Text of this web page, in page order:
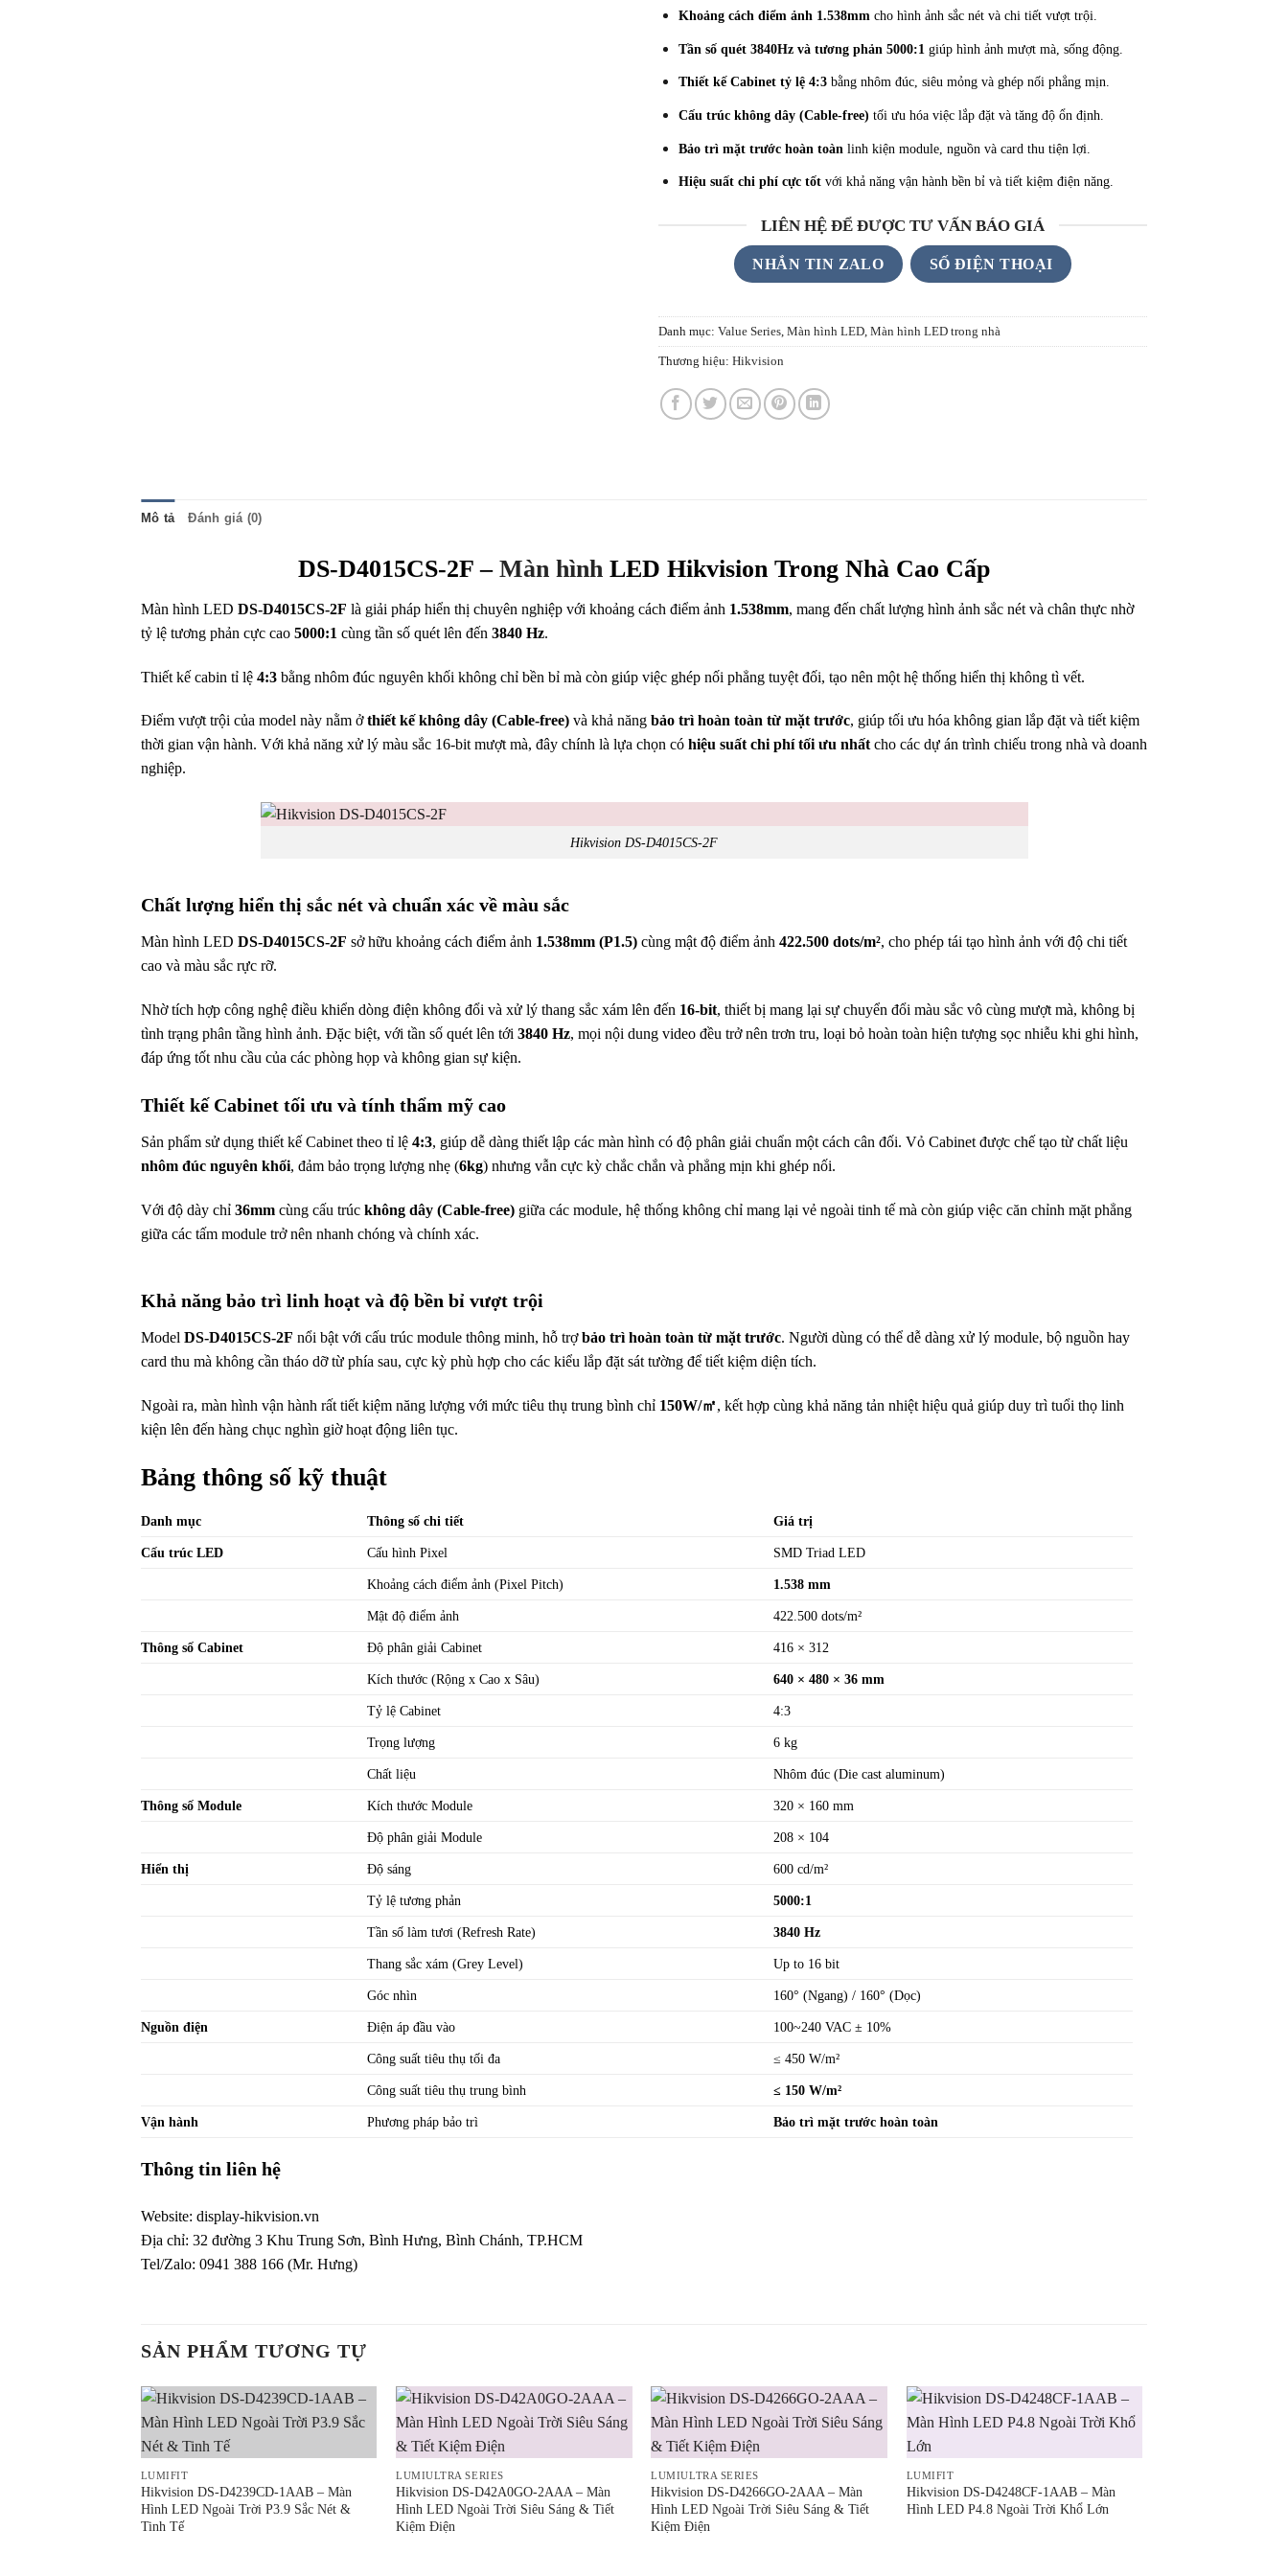
Khoảng cách điểm ảnh 1.538mm cho hình ảnh sắc nét và chi tiết vượt trội.
Tần số quét 3840Hz và tương phản 5000:1 giúp hình ảnh mượt mà, sống động.
Thiết kế Cabinet tỷ lệ 4:3bằng nhôm đúc, siêu mỏng và ghép nối phẳng mịn.
Cấu trúc không dây (Cable-free) tối ưu hóa việc lắp đặt và tăng độ ổn định.
Bảo trì mặt trước hoàn toàn linh kiện module, nguồn và card thu tiện lợi.
Hiệu suất chi phí cực tốtvới khả năng vận hành bền bỉ và tiết kiệm điện năng.
LIÊN HỆ ĐỂ ĐƯỢC TƯ VẤN BÁO GIÁ
NHẮN TIN ZALO SỐ ĐIỆN THOẠI
Danh mục: Value Series, Màn hình LED, Màn hình LED trong nhà
Thương hiệu: Hikvision
Mô tả Đánh giá (0)
DS-D4015CS-2F – Màn hình LED Hikvision Trong Nhà Cao Cấp
Màn hình LED DS-D4015CS-2F là giải pháp hiển thị chuyên nghiệp với khoảng cách điểm ảnh 1.538mm, mang đến chất lượng hình ảnh sắc nét và chân thực nhờ
tỷ lệ tương phản cực cao 5000:1 cùng tần số quét lên đến 3840 Hz.
Thiết kế cabin tỉ lệ 4:3 bằng nhôm đúc nguyên khối không chỉ bền bỉ mà còn giúp việc ghép nối phẳng tuyệt đối, tạo nên một hệ thống hiển thị không tì vết.
Điểm vượt trội của model này nằm ởthiết kế không dây (Cable-free) và khả năng bảo trì hoàn toàn từ mặt trước, giúp tối ưu hóa không gian lắp đặt và tiết kiệm
thời gian vận hành. Với khả năng xử lý màu sắc 16-bit mượt mà, đây chính là lựa chọn có hiệu suất chi phí tối ưu nhất cho các dự án trình chiếu trong nhà và doanh
nghiệp.
Hikvision DS-D4015CS-2F
Chất lượng hiển thị sắc nét và chuẩn xác về màu sắc
Màn hình LED DS-D4015CS-2F sở hữu khoảng cách điểm ảnh 1.538mm (P1.5) cùng mật độ điểm ảnh 422.500 dots/m², cho phép tái tạo hình ảnh với độ chi tiết
cao và màu sắc rực rỡ.
Nhờ tích hợp công nghệ điều khiển dòng điện không đổi và xử lý thang sắc xám lên đến 16-bit, thiết bị mang lại sự chuyển đổi màu sắc vô cùng mượt mà, không bị
tình trạng phân tầng hình ảnh. Đặc biệt, với tần số quét lên tới 3840 Hz, mọi nội dung video đều trở nên trơn tru, loại bỏ hoàn toàn hiện tượng sọc nhiễu khi ghi hình,
đáp ứng tốt nhu cầu của các phòng họp và không gian sự kiện.
Thiết kế Cabinet tối ưu và tính thẩm mỹ cao
Sản phẩm sử dụng thiết kế Cabinet theo tỉ lệ 4:3, giúp dễ dàng thiết lập các màn hình có độ phân giải chuẩn một cách cân đối. Vỏ Cabinet được chế tạo từ chất liệu
nhôm đúc nguyên khối, đảm bảo trọng lượng nhẹ (6kg) nhưng vẫn cực kỳ chắc chắn và phẳng mịn khi ghép nối.
Với độ dày chỉ 36mm cùng cấu trúc không dây (Cable-free) giữa các module, hệ thống không chỉ mang lại vẻ ngoài tinh tế mà còn giúp việc căn chỉnh mặt phẳng
giữa các tấm module trở nên nhanh chóng và chính xác.
Khả năng bảo trì linh hoạt và độ bền bỉ vượt trội
Model DS-D4015CS-2F nổi bật với cấu trúc module thông minh, hỗ trợbảo trì hoàn toàn từ mặt trước. Người dùng có thể dễ dàng xử lý module, bộ nguồn hay
card thu mà không cần tháo dỡ từ phía sau, cực kỳ phù hợp cho các kiểu lắp đặt sát tường để tiết kiệm diện tích.
Ngoài ra, màn hình vận hành rất tiết kiệm năng lượng với mức tiêu thụ trung bình chỉ 150W/㎡, kết hợp cùng khả năng tản nhiệt hiệu quả giúp duy trì tuổi thọ linh
kiện lên đến hàng chục nghìn giờ hoạt động liên tục.
Bảng thông số kỹ thuật
Danh mục Thông số chi tiết Giá trị
Cấu trúc LED Cấu hình Pixel SMD Triad LED
Khoảng cách điểm ảnh (Pixel Pitch) 1.538 mm
Mật độ điểm ảnh 422.500 dots/m²
Thông số Cabinet Độ phân giải Cabinet 416 × 312
Kích thước (Rộng x Cao x Sâu) 640 × 480 × 36 mm
Tỷ lệ Cabinet 4:3
Trọng lượng 6 kg
Chất liệu Nhôm đúc (Die cast aluminum)
Thông số Module Kích thước Module 320 × 160 mm
Độ phân giải Module 208 × 104
Hiển thị Độ sáng 600 cd/m²
Tỷ lệ tương phản 5000:1
Tần số làm tươi (Refresh Rate) 3840 Hz
Thang sắc xám (Grey Level) Up to 16 bit
Góc nhìn 160° (Ngang) / 160° (Dọc)
Nguồn điện Điện áp đầu vào 100~240 VAC ± 10%
Công suất tiêu thụ tối đa ≤ 450 W/m²
Công suất tiêu thụ trung bình ≤ 150 W/m²
Vận hành Phương pháp bảo trì Bảo trì mặt trước hoàn toàn
Thông tin liên hệ
Website: display-hikvision.vn
Địa chỉ: 32 đường 3 Khu Trung Sơn, Bình Hưng, Bình Chánh, TP.HCM
Tel/Zalo: 0941 388 166 (Mr. Hưng)
SẢN PHẨM TƯƠNG TỰ
LUMIFIT
Hikvision DS-D4239CD-1AAB – Màn
Hình LED Ngoài Trời P3.9 Sắc Nét &
Tinh Tế
LUMIULTRA SERIES
Hikvision DS-D42A0GO-2AAA – Màn
Hình LED Ngoài Trời Siêu Sáng & Tiết
Kiệm Điện
LUMIULTRA SERIES
Hikvision DS-D4266GO-2AAA – Màn
Hình LED Ngoài Trời Siêu Sáng & Tiết
Kiệm Điện
LUMIFIT
Hikvision DS-D4248CF-1AAB – Màn
Hình LED P4.8 Ngoài Trời Khổ Lớn